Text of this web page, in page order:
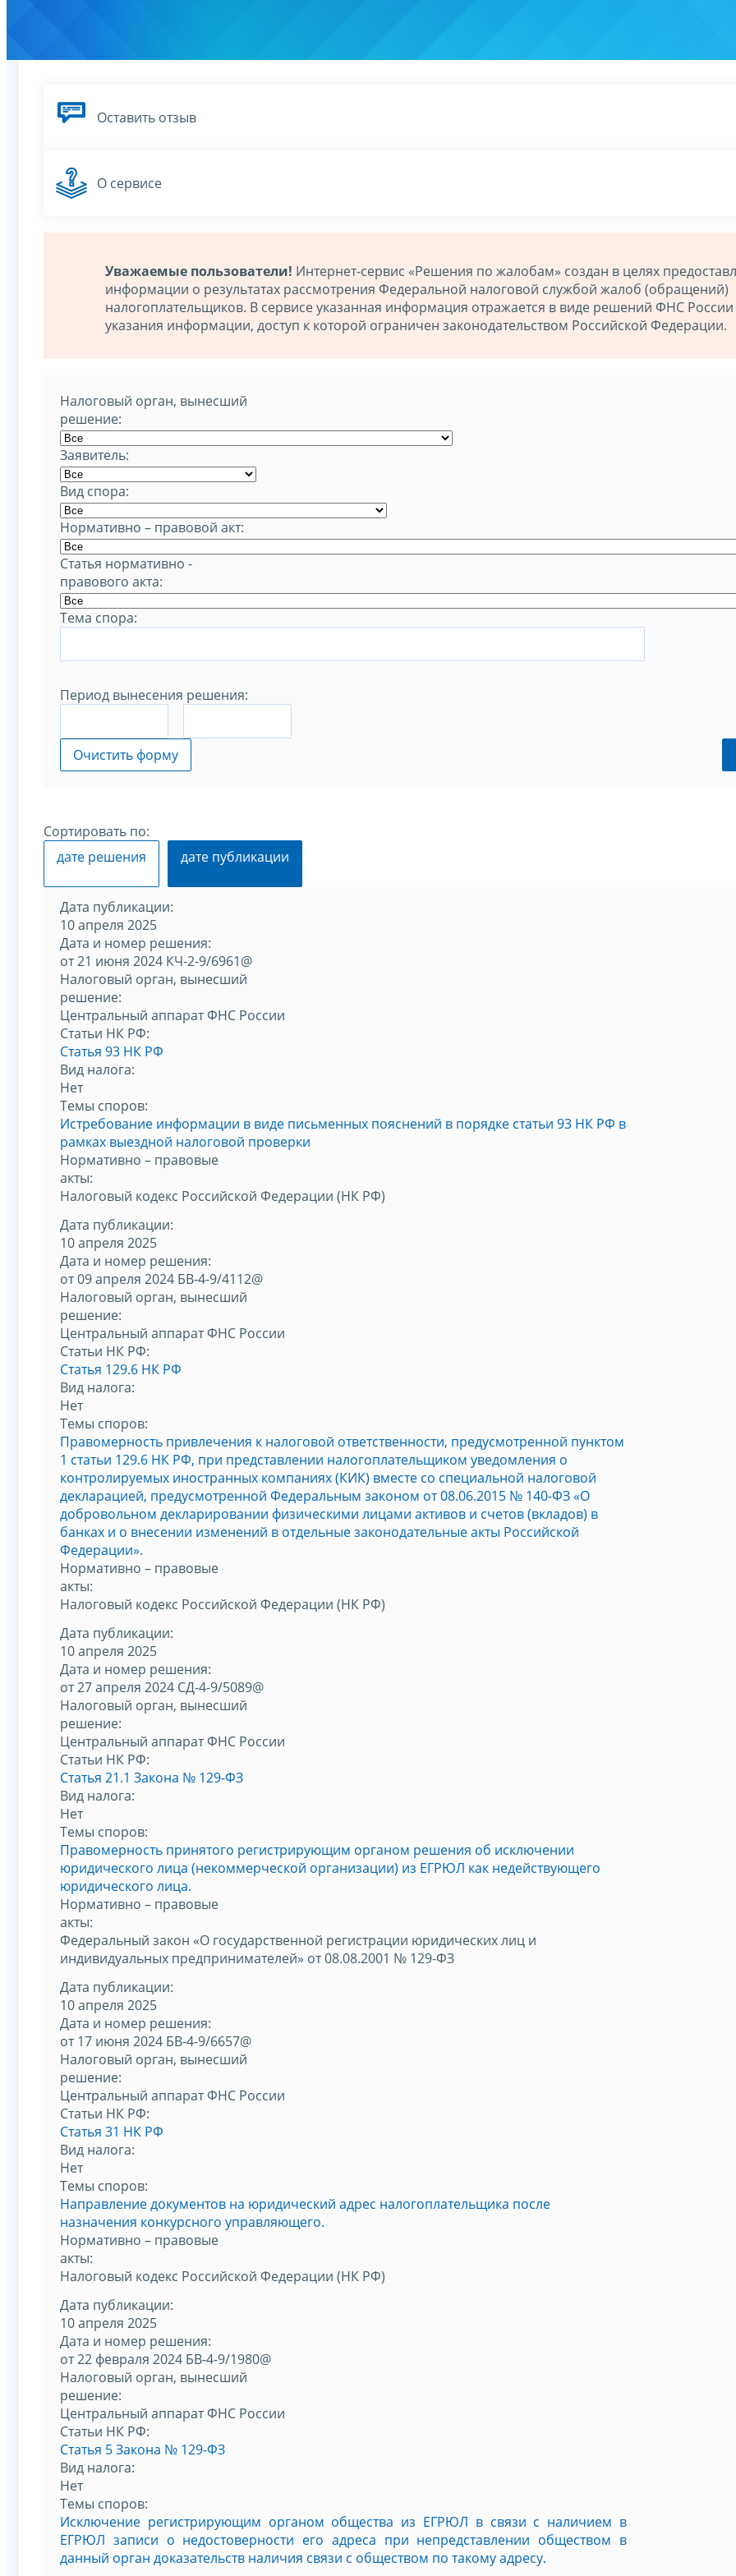
Оставить отзыв
О сервисе
Уважаемые пользователи! Интернет-сервис «Решения по жалобам» создан в целях
информации о результатах рассмотрения Федеральной налоговой службой жалоб (обращений)
налогоплательщиков. В сервисе указанная информация отражается в виде решений ФНС России
указания информации, доступ к которой ограничен законодательством Российской Федерации.
Налоговый орган, вынесший
решение:
Заявитель:
Вид спора:
Нормативно – правовой акт:
Статья нормативно -
правового акта:
Тема спора:
Период вынесения решения:
Очистить форму
Сортировать по:
дате решения
дате публикации
Дата публикации:
10 апреля 2025
Дата и номер решения:
от 21 июня 2024 КЧ-2-9/6961@
Налоговый орган, вынесший
решение:
Центральный аппарат ФНС России
Статьи НК РФ:
Статья 93 НК РФ
Вид налога:
Нет
Темы споров:
Истребование информации в виде письменных пояснений в порядке статьи 93 НК РФ в
рамках выездной налоговой проверки
Нормативно – правовые
акты:
Налоговый кодекс Российской Федерации (НК РФ)
Дата публикации:
10 апреля 2025
Дата и номер решения:
от 09 апреля 2024 БВ-4-9/4112@
Налоговый орган, вынесший
решение:
Центральный аппарат ФНС России
Статьи НК РФ:
Статья 129.6 НК РФ
Вид налога:
Нет
Темы споров:
Правомерность привлечения к налоговой ответственности, предусмотренной пунктом
1 статьи 129.6 НК РФ, при представлении налогоплательщиком уведомления о
контролируемых иностранных компаниях (КИК) вместе со специальной налоговой
декларацией, предусмотренной Федеральным законом от 08.06.2015 № 140-ФЗ «О
добровольном декларировании физическими лицами активов и счетов (вкладов) в
банках и о внесении изменений в отдельные законодательные акты Российской
Федерации».
Нормативно – правовые
акты:
Налоговый кодекс Российской Федерации (НК РФ)
Дата публикации:
10 апреля 2025
Дата и номер решения:
от 27 апреля 2024 СД-4-9/5089@
Налоговый орган, вынесший
решение:
Центральный аппарат ФНС России
Статьи НК РФ:
Статья 21.1 Закона № 129-ФЗ
Вид налога:
Нет
Темы споров:
Правомерность принятого регистрирующим органом решения об исключении
юридического лица (некоммерческой организации) из ЕГРЮЛ как недействующего
юридического лица.
Нормативно – правовые
акты:
Федеральный закон «О государственной регистрации юридических лиц и
индивидуальных предпринимателей» от 08.08.2001 № 129-ФЗ
Дата публикации:
10 апреля 2025
Дата и номер решения:
от 17 июня 2024 БВ-4-9/6657@
Налоговый орган, вынесший
решение:
Центральный аппарат ФНС России
Статьи НК РФ:
Статья 31 НК РФ
Вид налога:
Нет
Темы споров:
Направление документов на юридический адрес налогоплательщика после
назначения конкурсного управляющего.
Нормативно – правовые
акты:
Налоговый кодекс Российской Федерации (НК РФ)
Дата публикации:
10 апреля 2025
Дата и номер решения:
от 22 февраля 2024 БВ-4-9/1980@
Налоговый орган, вынесший
решение:
Центральный аппарат ФНС России
Статьи НК РФ:
Статья 5 Закона № 129-ФЗ
Вид налога:
Нет
Темы споров:
Исключение регистрирующим органом общества из ЕГРЮЛ в связи с наличием в
ЕГРЮЛ записи о недостоверности его адреса при непредставлении обществом в
данный орган доказательств наличия связи с обществом по такому адресу.